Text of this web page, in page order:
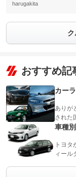
harugakita
おすすめ記
カー
ありが
された
車種
トヨ
ィール